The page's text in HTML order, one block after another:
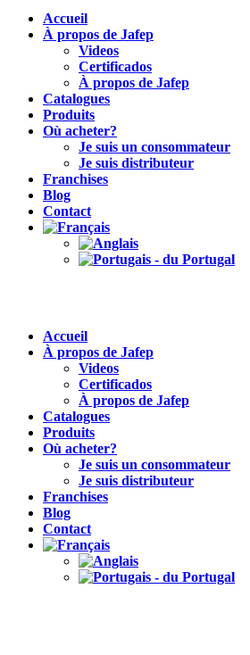
Accueil
À propos de Jafep
Videos
Certificados
À propos de Jafep
Catalogues
Produits
Où acheter?
Je suis un consommateur
Je suis distributeur
Franchises
Blog
Contact
Accueil
À propos de Jafep
Videos
Certificados
À propos de Jafep
Catalogues
Produits
Où acheter?
Je suis un consommateur
Je suis distributeur
Franchises
Blog
Contact